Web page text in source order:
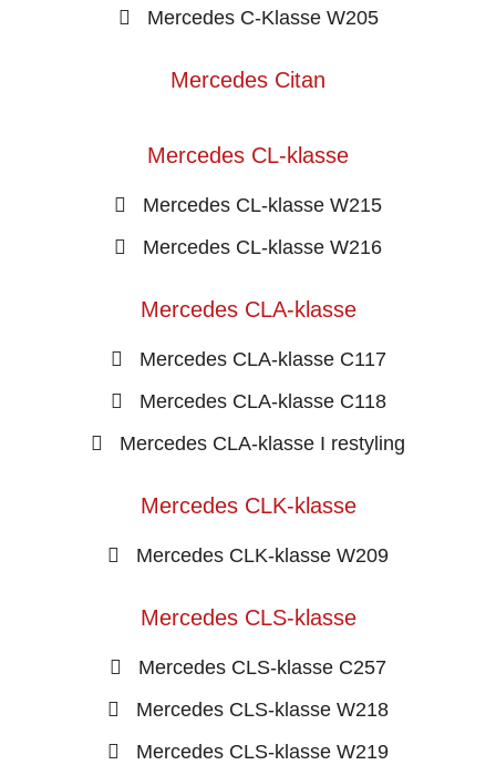
Mercedes C-Klasse W205
Mercedes Citan
Mercedes CL-klasse
Mercedes CL-klasse W215
Mercedes CL-klasse W216
Mercedes CLA-klasse
Mercedes CLA-klasse C117
Mercedes CLA-klasse C118
Mercedes CLA-klasse I restyling
Mercedes CLK-klasse
Mercedes CLK-klasse W209
Mercedes CLS-klasse
Mercedes CLS-klasse C257
Mercedes CLS-klasse W218
Mercedes CLS-klasse W219